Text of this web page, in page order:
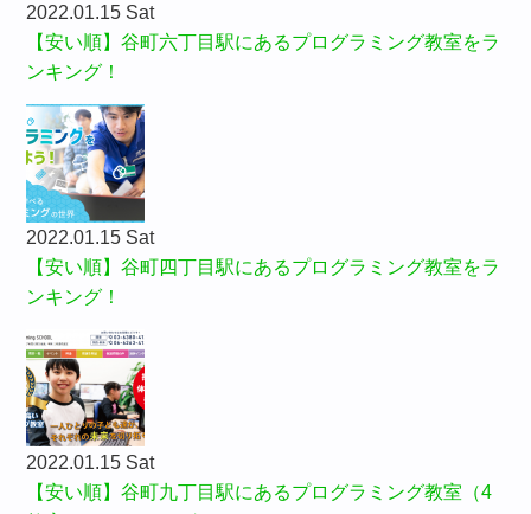
2022.01.15 Sat
【安い順】谷町六丁目駅にあるプログラミング教室をラ
ンキング！
2022.01.15 Sat
【安い順】谷町四丁目駅にあるプログラミング教室をラ
ンキング！
2022.01.15 Sat
【安い順】谷町九丁目駅にあるプログラミング教室（4